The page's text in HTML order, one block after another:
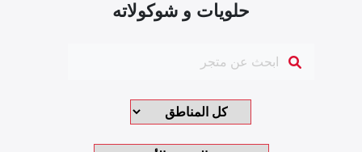
حلويات و شوكولاته